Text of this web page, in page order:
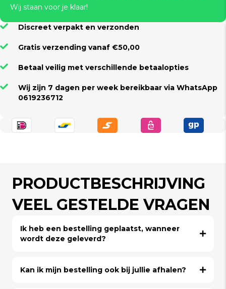
Wij staan voor je klaar!
Discreet verpakt en verzonden
Gratis verzending vanaf €50,00
Betaal veilig met verschillende betaalopties
Wij zijn 7 dagen per week bereikbaar via WhatsApp
0619236712
PRODUCTBESCHRIJVING
VEEL GESTELDE VRAGEN
Ik heb een bestelling geplaatst, wanneer
wordt deze geleverd?
Kan ik mijn bestelling ook bij jullie afhalen?